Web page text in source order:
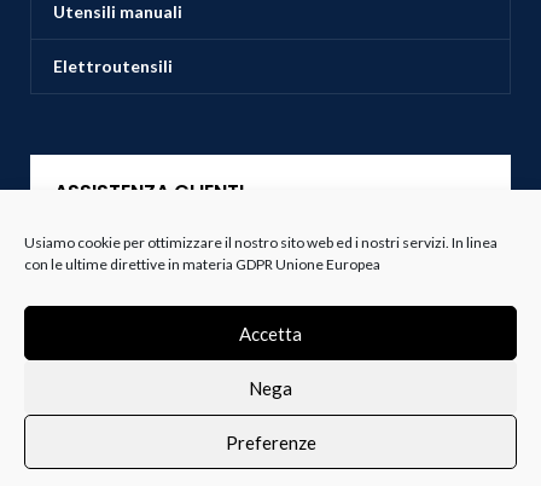
Usiamo cookie per ottimizzare il nostro sito web ed i nostri servizi. In linea
con le ultime direttive in materia GDPR Unione Europea
Accetta
Nega
Preferenze
Utensili manuali
Elettroutensili
ASSISTENZA CLIENTI
Servizio Clienti
Spedizioni
Resi e Recessi
Termini e Condizioni